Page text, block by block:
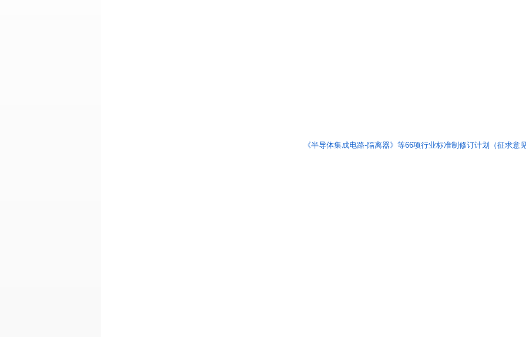
《半导体集成电路-隔离器》等66项行业标准制修订计划（征求意